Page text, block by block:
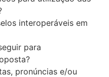
interoperáveis em
para
pronúncias e/ou